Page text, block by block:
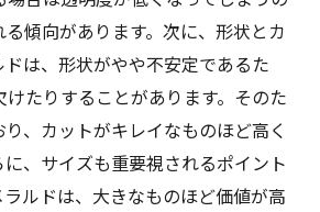
傾向があります。次に、形状とカ
ドは、形状がやや不安定であるた
たりすることがあります。そのた
、カットがキレイなものほど高く
、サイズも重要視されるポイント
ルドは、大きなものほど価値が高